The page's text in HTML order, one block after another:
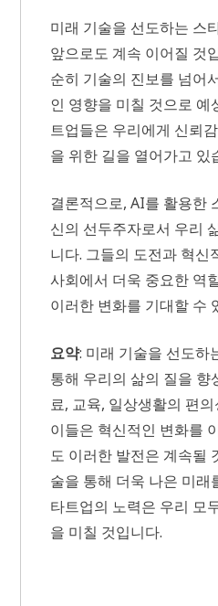
미래 기술을 선도하는 스
앞으로도 계속 이어질 것
순히 기술의 진보를 넘어
인 영향을 미칠 것으로 예
트업들은 우리에게 신뢰
을 위한 길을 열어가고 있
결론적으로, AI를 활용한
신의 선두주자로서 우리
니다. 그들의 도전과 혁신
사회에서 더욱 중요한 역
이러한 변화를 기대할 수
요약: 미래 기술을 선도하
통해 우리의 삶의 질을 향
료, 교육, 일상생활의 편
이들은 혁신적인 변화를
도 이러한 발전은 계속될
술을 통해 더욱 나은 미래
타트업의 노력은 우리 모
을 미칠 것입니다.